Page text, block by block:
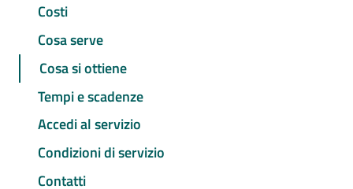
Costi
Cosa serve
Cosa si ottiene
Tempi e scadenze
Accedi al servizio
Condizioni di servizio
Contatti